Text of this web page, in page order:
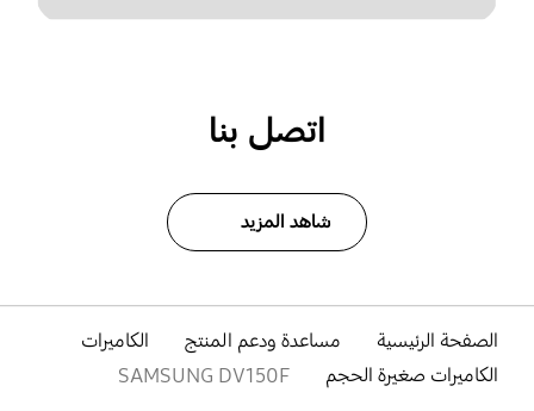
اتصل بنا
شاهد المزيد
الصفحة الرئيسية مساعدة ودعم المنتج
الكاميرات
الكاميرات صغيرة الحجم
SAMSUNG DV150F